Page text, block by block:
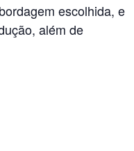
escolhida, e
além de